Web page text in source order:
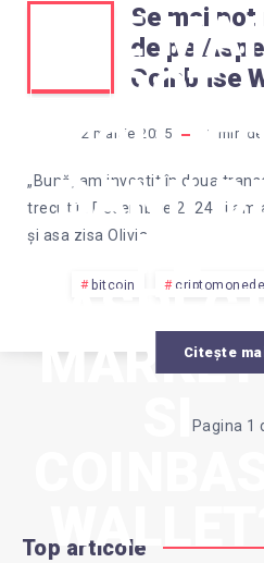
SE MAI
POT
BANII
PE
ASPECT
SI
WALLET?
Se mai
de pe
Coinbase
2 martie 2025 1 min
„Bună, am investit în doua
trecut în Decembrie 2024 și
și asa zisa Olivia…
bitcoin criptomonede
Citește
Pagina 1
Top articole